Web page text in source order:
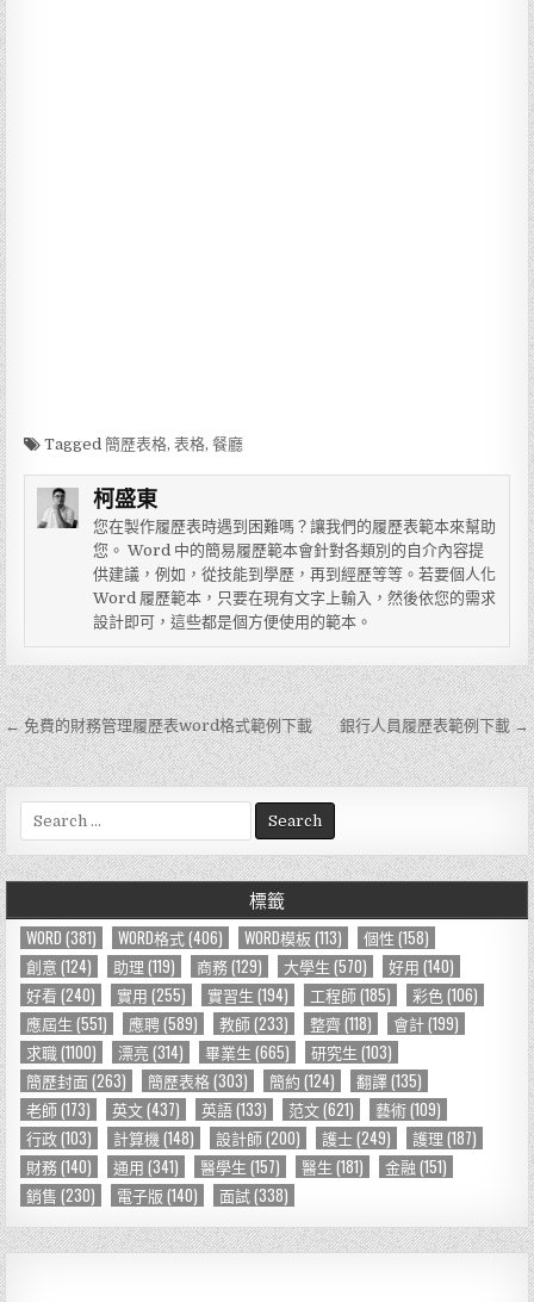
Tagged簡歷表格,表格,餐廳
柯盛東
您在製作履歷表時遇到困難嗎？讓我們的履歷表範本來幫助
您。 Word 中的簡易履歷範本會針對各類別的自介內容提
供建議，例如，從技能到學歷，再到經歷等等。若要個人化
Word 履歷範本，只要在現有文字上輸入，然後依您的需求
設計即可，這些都是個方便使用的範本。
文
章
導
覽
← 免費的財務管理履歷表word格式範例下載 銀行人員履歷表範例下載 →
e
a
r
h
f
o
r
標籤
WORD (381) WORD格式(406) WORD模板(113) 個性 (158)
創意 (124) 助理 (119) 商務(129) 大學生 (570) 好用 (140)
好看 (240) 實用 (255) 實習生 (194) 工程師(185) 彩色 (106)
應屆生 (551) 應聘(589) 教師(233) 整齊(118) 會計(199)
求職(1100) 漂亮 (314) 畢業生 (665) 研究生 (103)
簡歷封面(263) 簡歷表格(303) 簡約 (124) 翻譯(135)
老師(173) 英文(437) 英語(133) 范文(621) 藝術(109)
行政(103) 計算機 (148) 設計師(200) 護士(249) 護理 (187)
財務(140) 通用 (341) 醫學生 (157) 醫生 (181) 金融 (151)
銷售 (230) 電子版 (140) 面試(338)